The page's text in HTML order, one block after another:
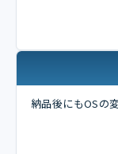
納品後にもOSの